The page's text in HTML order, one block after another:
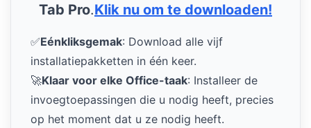
Tab Pro.Klik nu om te downloaden!
✅Eénkliksgemak: Download alle vijf
installatiepakketten in één keer.
🚀Klaar voor elke Office-taak: Installeer de
invoegtoepassingen die u nodig heeft, precies
op het moment dat u ze nodig heeft.